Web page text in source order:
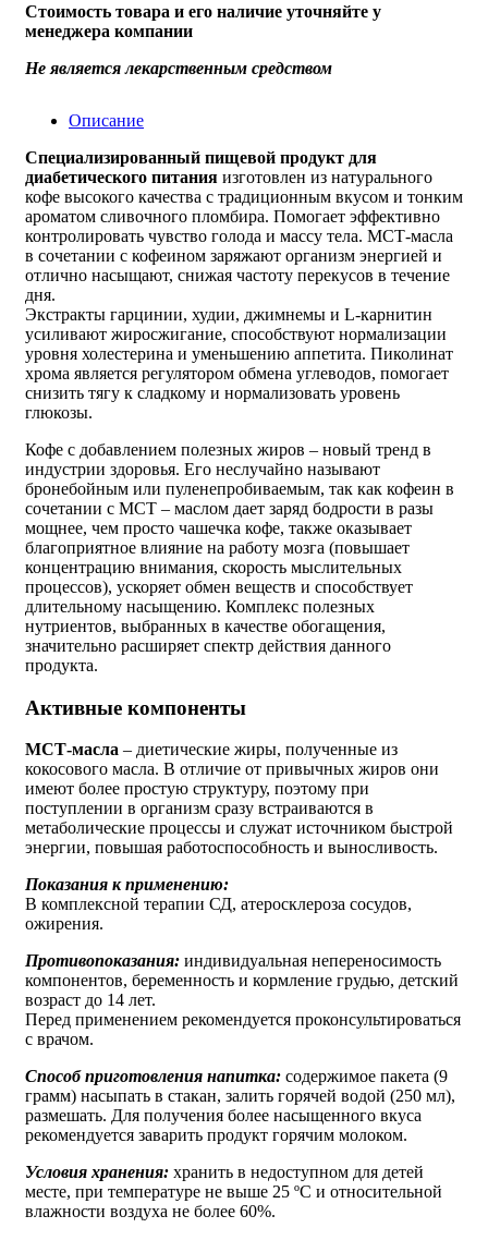
Стоимость товара и его наличие уточняйте у
менеджера компании
Не является лекарственным средством
Описание
Специализированный пищевой продукт для
диабетического питания изготовлен из натурального
кофе высокого качества с традиционным вкусом и тонким
ароматом сливочного пломбира. Помогает эффективно
контролировать чувство голода и массу тела. МСТ-масла
в сочетании с кофеином заряжают организм энергией и
отлично насыщают, снижая частоту перекусов в течение
дня.
Экстракты гарцинии, худии, джимнемы и L-карнитин
усиливают жиросжигание, способствуют нормализации
уровня холестерина и уменьшению аппетита. Пиколинат
хрома является регулятором обмена углеводов, помогает
снизить тягу к сладкому и нормализовать уровень
глюкозы.
Кофе с добавлением полезных жиров – новый тренд в
индустрии здоровья. Его неслучайно называют
бронебойным или пуленепробиваемым, так как кофеин в
сочетании с МСТ – маслом дает заряд бодрости в разы
мощнее, чем просто чашечка кофе, также оказывает
благоприятное влияние на работу мозга (повышает
концентрацию внимания, скорость мыслительных
процессов), ускоряет обмен веществ и способствует
длительному насыщению. Комплекс полезных
нутриентов, выбранных в качестве обогащения,
значительно расширяет спектр действия данного
продукта.
Активные компоненты
МСТ-масла – диетические жиры, полученные из
кокосового масла. В отличие от привычных жиров они
имеют более простую структуру, поэтому при
поступлении в организм сразу встраиваются в
метаболические процессы и служат источником быстрой
энергии, повышая работоспособность и выносливость.
Показания к применению:
В комплексной терапии СД, атеросклероза сосудов,
ожирения.
Противопоказания: индивидуальная непереносимость
компонентов, беременность и кормление грудью, детский
возраст до 14 лет.
Перед применением рекомендуется проконсультироваться
с врачом.
Способ приготовления напитка: содержимое пакета (9
грамм) насыпать в стакан, залить горячей водой (250 мл),
размешать. Для получения более насыщенного вкуса
рекомендуется заварить продукт горячим молоком.
Условия хранения: хранить в недоступном для детей
месте, при температуре не выше 25 ºС и относительной
влажности воздуха не более 60%.